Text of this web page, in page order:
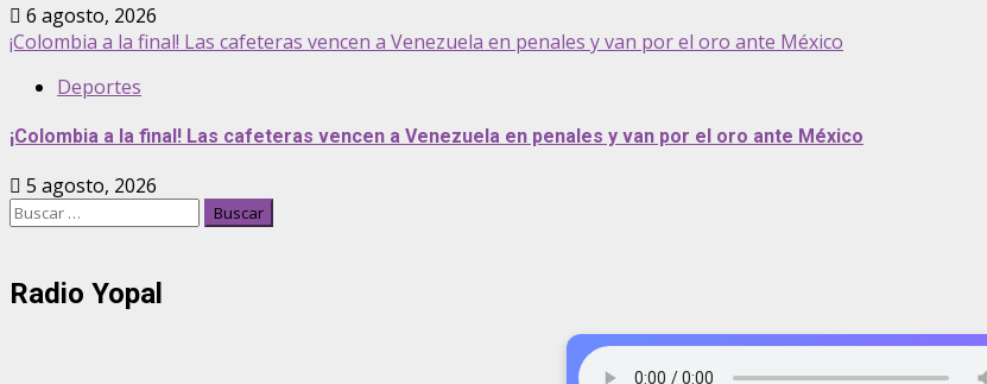
6 agosto, 2026
¡Colombia a la final! Las cafeteras vencen a Venezuela en penales y van por el oro ante México
Deportes
¡Colombia a la final! Las cafeteras vencen a Venezuela en penales y van por el oro ante México
5 agosto, 2026
Buscar:
Radio Yopal